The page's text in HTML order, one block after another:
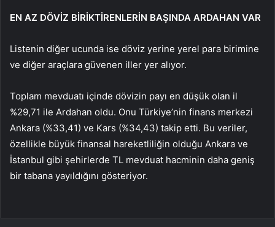
EN AZ DÖVİZ BİRİKTİRENLERİN BAŞINDA ARDAHAN VAR
Listenin diğer ucunda ise döviz yerine yerel para birimine
ve diğer araçlara güvenen iller yer alıyor.
Toplam mevduatı içinde dövizin payı en düşük olan il
%29,71 ile Ardahan oldu. Onu Türkiye’nin finans merkezi
Ankara (%33,41) ve Kars (%34,43) takip etti. Bu veriler,
özellikle büyük finansal hareketliliğin olduğu Ankara ve
İstanbul gibi şehirlerde TL mevduat hacminin daha geniş
bir tabana yayıldığını gösteriyor.